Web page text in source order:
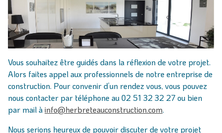
Vous souhaitez être guidés dans la réflexion de votre projet.
Alors faites appel aux professionnels de notre entreprise de
construction. Pour convenir d’un rendez vous, vous pouvez
nous contacter par téléphone au 02 51 32 32 27 ou bien
par mail àinfo@herbreteauconstruction.com.
Nous serions heureux de pouvoir discuter de votre projet